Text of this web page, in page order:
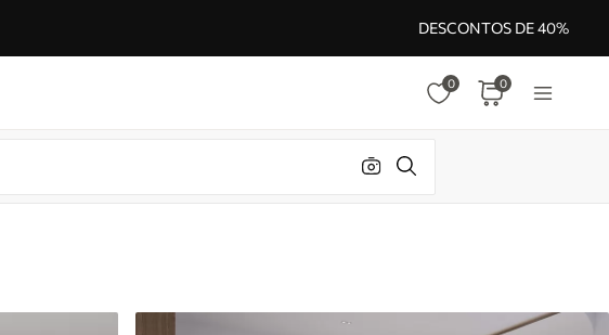
DESCONTOS DE 40%
0 0